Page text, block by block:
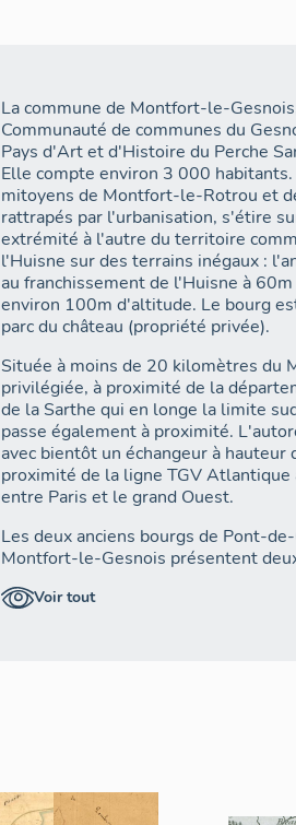
La commune de Montfort-le-
Communauté de communes du
Pays d'Art et d'Histoire du Perche
Elle compte environ 3 000
mitoyens de Montfort-le-Rotrou et
rattrapés par l'urbanisation, s'étire
extrémité à l'autre du territoire
l'Huisne sur des terrains inégaux :
au franchissement de l'Huisne à
environ 100m d'altitude. Le bourg
parc du château (propriété privée).
Située à moins de 20 kilomètres du
privilégiée, à proximité de la
de la Sarthe qui en longe la limite
passe également à proximité.
avec bientôt un échangeur à
proximité de la ligne TGV Atlantique
entre Paris et le grand Ouest.
Les deux anciens bourgs de Pont-
Montfort-le-Gesnois présentent
longtemps le seul entre Le Mans et
hameau).
Voir tout